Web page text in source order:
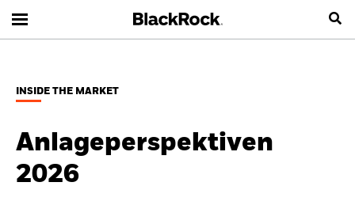
INSIDE THE MARKET
Anlageperspektiven
2026